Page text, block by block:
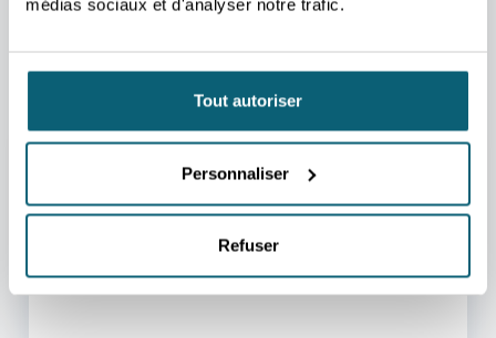
médias sociaux et d'analyser notre trafic.
Tout autoriser
Personnaliser
Refuser